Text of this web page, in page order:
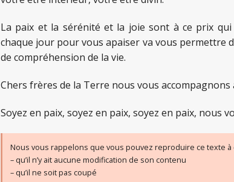
La paix et la sérénité et la joie sont à ce prix
chaque jour pour vous apaiser va vous permettre
de compréhension de la vie.
Chers frères de la Terre nous vous
Soyez en paix, soyez en paix, soyez en paix, nous
Nous vous rappelons que vous pouvez reproduire ce texte à
– qu’il n’y ait aucune modification de son contenu
– qu’il ne soit pas coupé